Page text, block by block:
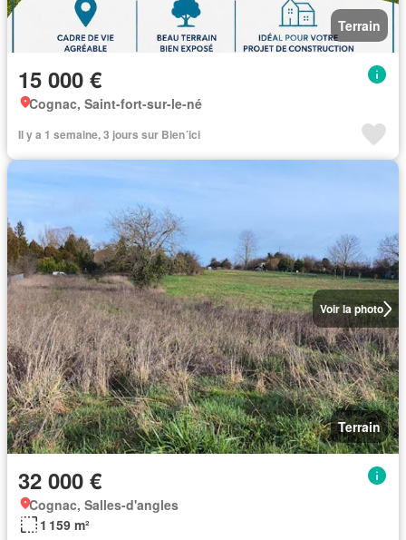
Terrain
15 000 €
Cognac, Saint-fort-sur-le-né
Il y a 1 semaine, 3 jours sur Bien´ici
Voir la photo
Terrain
32 000 €
Cognac, Salles-d'angles
1 159 m²